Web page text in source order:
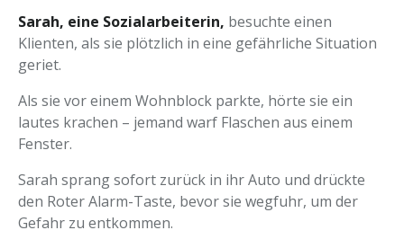
Sarah, eine Sozialarbeiterin, besuchte einen
Klienten, als sie plötzlich in eine gefährliche Situation
geriet.
Als sie vor einem Wohnblock parkte, hörte sie ein
lautes krachen – jemand warf Flaschen aus einem
Fenster.
Sarah sprang sofort zurück in ihr Auto und drückte
den Roter Alarm-Taste, bevor sie wegfuhr, um der
Gefahr zu entkommen.